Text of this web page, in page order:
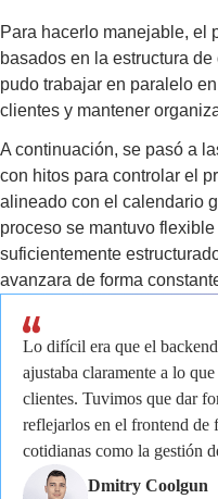
Para hacerlo manejable, el
basados en la estructura
pudo trabajar en paralelo
clientes y mantener
A continuación, se pasó a
con hitos para controlar el
alineado con el calendario
proceso se mantuvo
suficientemente
avanzara de forma
Lo difícil era que el
ajustaba claramente a lo
clientes. Tuvimos que dar
reflejarlos en el frontend de
cotidianas como la gestión
Dmitry Coolgun